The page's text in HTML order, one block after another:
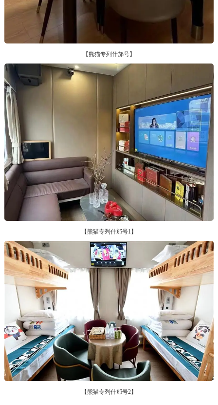
【熊猫专列什邡号】
【熊猫专列什邡号1】
【熊猫专列什邡号2】